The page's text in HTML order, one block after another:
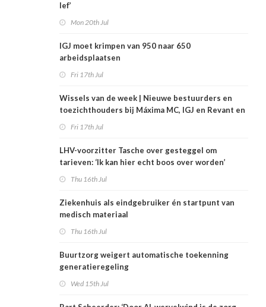
lef’
Mon 20th Jul
IGJ moet krimpen van 950 naar 650
arbeidsplaatsen
Fri 17th Jul
Wissels van de week | Nieuwe bestuurders en
toezichthouders bij Máxima MC, IGJ en Revant en
Fri 17th Jul
LHV-voorzitter Tasche over gesteggel om
tarieven: ‘Ik kan hier echt boos over worden’
Thu 16th Jul
Ziekenhuis als eindgebruiker én startpunt van
medisch materiaal
Thu 16th Jul
Buurtzorg weigert automatische toekenning
generatieregeling
Wed 15th Jul